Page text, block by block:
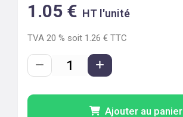
1.05 € HT l'unité
TVA 20 % soit 1.26 € TTC
Ajouter au panier